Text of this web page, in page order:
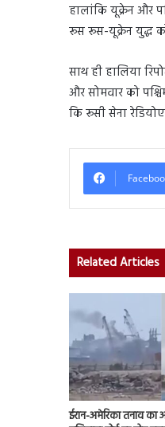
हालांकि यूक्रेन और
रूस रूस-यूक्रेन युद्ध
साथ ही हालिया
और सोमवार को
कि रूसी सेना
Related Articles
ईरान-अमेरिका तनाव